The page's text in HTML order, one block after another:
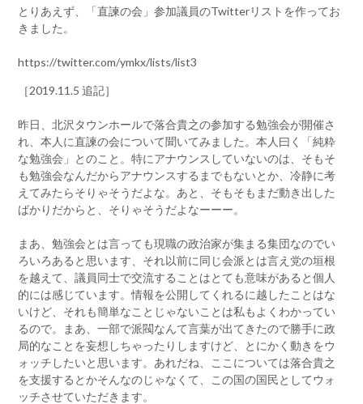
とりあえず、「直諫の会」参加議員のTwitterリストを作ってお
きました。
https://twitter.com/ymkx/lists/list3
［2019.11.5 追記］
昨日、北沢タウンホールで落合貴之の参加する勉強会が開催さ
れ、本人に直諫の会について聞いてみました。本人曰く「純粋
な勉強会」とのこと。特にアナウンスしていないのは、そもそ
も勉強会なんだからアナウンスするまでもないとか、冷静に考
えてみたらそりゃそうだよな。あと、そもそもまだ動き出した
ばかりだからと、そりゃそうだよなーーー。
まあ、勉強会とは言っても現職の政治家が集まる集団なのでい
ろいろあると思います、それ以前に同じ会派とは言え党の垣根
を越えて、議員同士で交流することはとても意味があると個人
的には感じています。情報を公開してくれるに越したことはな
いけど、それも簡単なことじゃないことは私もよくわかってい
るので。まあ、一部で派閥なんて言葉が出てきたので勝手に政
局的なことを妄想しちゃったりしますけど、とにかく動きをウ
ォッチしたいと思います。あれだね、ここについては落合貴之
を支援するとかそんなのじゃなくて、この国の国民としてウォ
ッチさせていただきます。